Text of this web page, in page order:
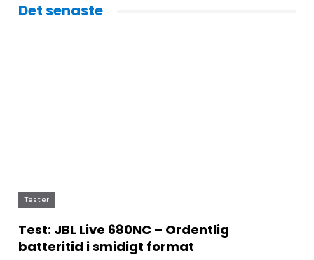
Det senaste
Tester
Test: JBL Live 680NC – Ordentlig
batteritid i smidigt format